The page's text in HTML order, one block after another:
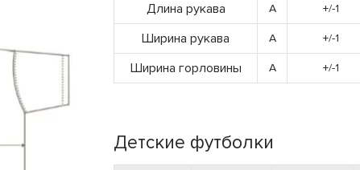
Длина рукава A +/-1
Ширина рукава A +/-1
Ширина горловины A +/-1
Детские футболки